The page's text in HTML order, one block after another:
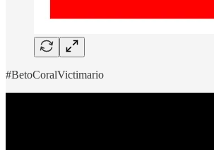
#BetoCoralVictimario